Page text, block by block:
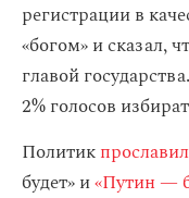
регистрации в
«богом» и сказал,
главой
2% голосов
Политик
будет» и«Путин —